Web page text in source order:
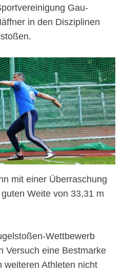
Gau-
in den Disziplinen
mit einer Überraschung
Weite von 33,31 m
Wettbewerb
Versuch eine Bestmarke
weiteren Athleten nicht